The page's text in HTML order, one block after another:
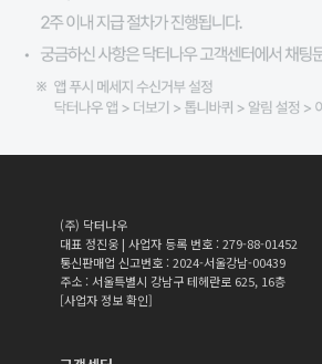
(주) 닥터나우
대표 정진웅 | 사업자 등록 번호 : 279-88-01452
통신판매업 신고번호 : 2024-서울강남-00439
주소 : 서울특별시 강남구 테헤란로 625, 16층
[사업자 정보 확인]